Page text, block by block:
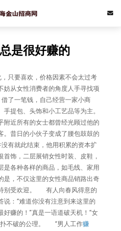
是很好赚的
只要喜欢，价格因素不会太过考
妨从女性消费者的角度人手寻找项
了一笔钱，自己经营一家小商
提包、头饰和小工艺品等为主。
附近所有的女士都曾经光顾过他的
。昔日的小伙子变成了腰包鼓鼓的
有就此结束，他用积累的资本扩
首饰，二层展销女性时装、皮鞋，
是各种各样的商品，如毛线、家用
是，不仅这里的女性商品销路出奇
别受欢迎。 有人向春风得意的
说：“难道你没有注意到来这里的
好赚的！”真是一语道破天机！“女
扑不破的公理。 “男人工作赚